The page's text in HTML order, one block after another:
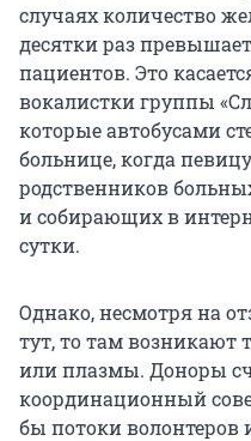
случаях количество
десятки раз
пациентов. Это
вокалистки группы
которые автобусами
больнице, когда
родственников
и собирающих в
сутки.
Однако, несмотря на
тут, то там возникают
или плазмы. Доноры
координационный
бы потоки волонтеров